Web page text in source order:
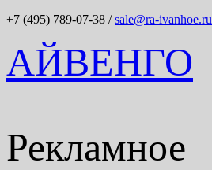
+7 (495) 789-07-38 /sale@ra-ivanhoe.ru
АЙВЕНГО
Рекламное